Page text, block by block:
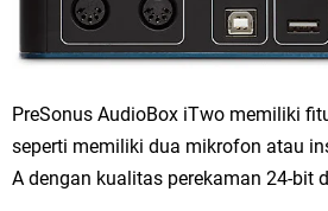
PreSonus AudioBox iTwo memiliki
seperti memiliki dua mikrofon atau
A dengan kualitas perekaman 24-bit